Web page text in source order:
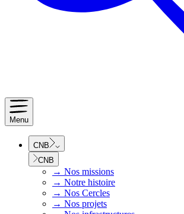
Menu
CNB
CNB
→ Nos missions
→ Notre histoire
→ Nos Cercles
→ Nos projets